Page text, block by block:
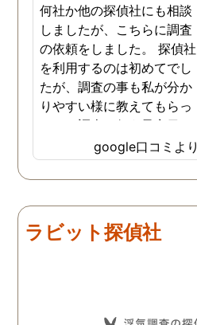
何社か他の探偵社にも相談
しましたが、こちらに調査
の依頼をしました。 探偵社
を利用するのは初めてでし
たが、調査の事も私が分か
りやすい様に教えてもらっ
たり、調査を行う予定日は
私の希望を聞いてもらいつ
つ、探偵さんのご意見も取
り入れ、細かく打ち合わせ
た。調査を行った日はその
日の報告を入れてくれたり
聞いて頂いたりと精神的に
google口コミより
ラビット探偵社